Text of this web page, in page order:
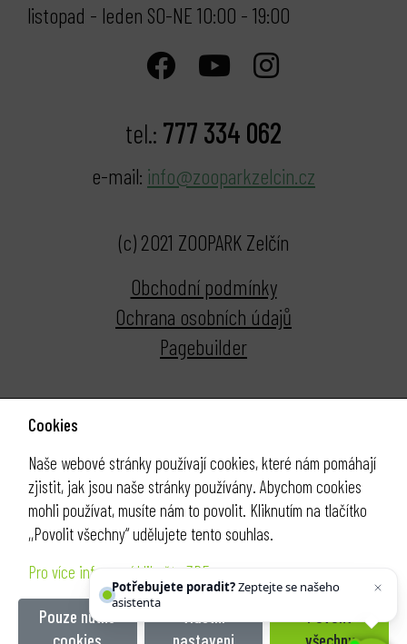
listopad - leden SO-NE 10:00 - 19:00
tel.: 777 334 062
e-mail: info@zooparkzelcin.cz
(c) 2021 ZOOPARK Zelčín
Obchodní podmínky
Ochrana osobních údajů
Pagebuilder
Cookies
Naše webové stránky používají cookies, které nám pomáhají
zjistit, jak jsou naše stránky používány. Abychom cookies
mohli používat, musíte nám to povolit. Kliknutím na tlačítko
,,Povolit všechny“ udělujete tento souhlas.
Pro více informací klikněte ZDE
Pouze nutné
Potřebujete poradit?Zeptejte se našeho
asistenta